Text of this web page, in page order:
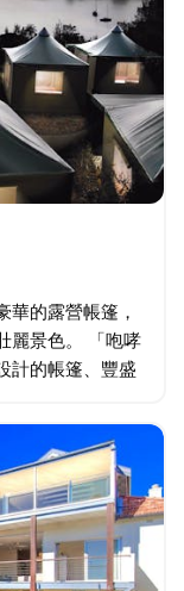
華的露營帳篷，
麗景色。 「咆哮
計的帳篷、豐盛